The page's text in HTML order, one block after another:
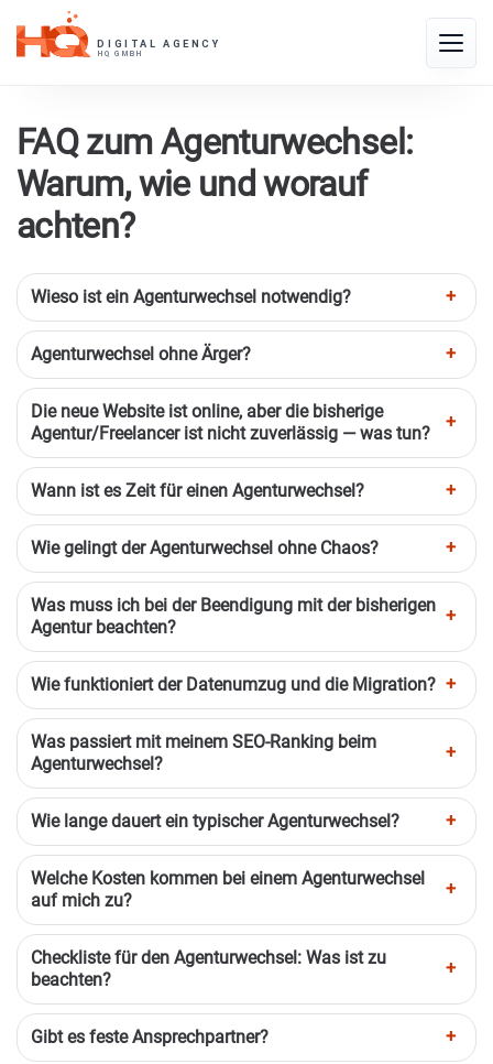
Toggle
FAQ zum Agenturwechsel:
Warum, wie und worauf
achten?
Wieso ist ein Agenturwechsel notwendig?
Agenturwechsel ohne Ärger?
Die neue Website ist online, aber die bisherige
Agentur/Freelancer ist nicht zuverlässig — was tun?
Wann ist es Zeit für einen Agenturwechsel?
Wie gelingt der Agenturwechsel ohne Chaos?
Was muss ich bei der Beendigung mit der bisherigen
Agentur beachten?
Wie funktioniert der Datenumzug und die Migration?
Was passiert mit meinem SEO-Ranking beim
Agenturwechsel?
Wie lange dauert ein typischer Agenturwechsel?
Welche Kosten kommen bei einem Agenturwechsel
auf mich zu?
Checkliste für den Agenturwechsel: Was ist zu
beachten?
Gibt es feste Ansprechpartner?